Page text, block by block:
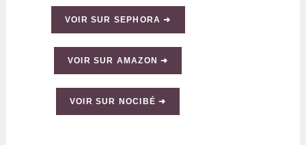
VOIR SUR SEPHORA ➜
VOIR SUR AMAZON ➜
VOIR SUR NOCIBÉ ➜